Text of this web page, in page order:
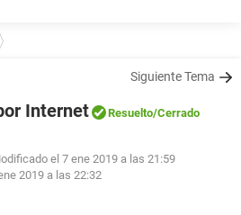
Siguiente Tema
Internet Resuelto/Cerrado
el 7 ene 2019 a las 21:59
2019 a las 22:32